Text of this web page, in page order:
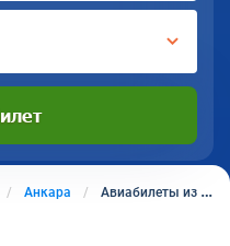
Анкара Авиабилеты из Ферганы в Анкару